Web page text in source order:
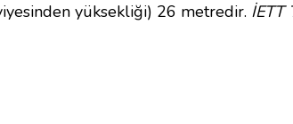
yüksekliği) 26 metredir. İETT